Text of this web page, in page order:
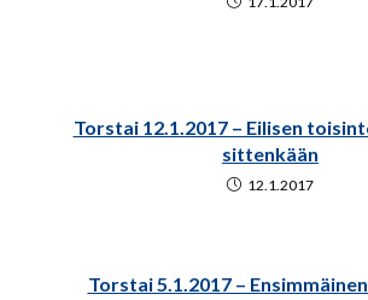
Torstai 12.1.2017 – Eilisen
sittenkään
12.1.2017
Torstai 5.1.2017 –